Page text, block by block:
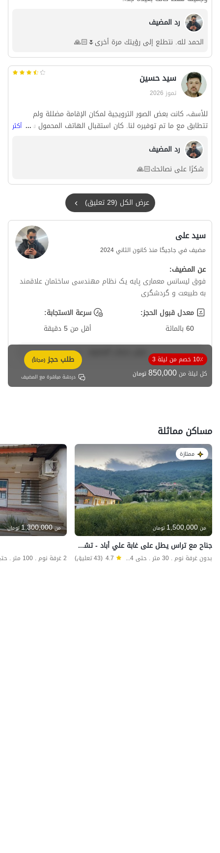
رد المضيف
الحمد لله. نتطلع إلى رؤيتك مرة أخرى🌷🙏🏻
سید حسین
تموز 2026
للأسف، كانت بعض الصور الترويجية لمكان الإقامة مضللة ولم
تتطابق مع ما تم توفيره لنا. كان استقبال الهاتف المحمول سيئًا
للغاية. كانت بعض مصابيح الإضاءة محترقة ولم يتم الاهتمام
بإصلاحها. كان صندوق طرد المرحاض معطلاً. كان سخان الماء يتأرجح
باستمرار بين الماء البارد والساخن.
... أكثر
رد المضيف
شكرًا على نصائحك🙏🏻
عرض الكل (29 تعليق)
سید علی
مضيف في جاجیگا منذ كانون الثاني 2024
عن المضيف:
فوق لیسانس معماری پایه یک نظام مهندسی ساختمان علاقمند
به طبیعت و گردشگری
معدل قبول الحجز:
60 بالمائة
سرعة الاستجابة:
أقل من 5 دقيقة
10٪ خصم من ليلة 3
كل ليلة من850,000تومان
طلب حجز (مجاناً)
دردشة مباشرة مع المضيف
مساكن مماثلة
ممتازة
من 1,500,000تومان
جناح مع تراس يطل على غابة علي أباد - تشوبينه
بدون غرفة نوم . 30 متر . حتى 4 ضيف 4.7 (43 تعليق)
من 1,300,000تومان
2 غرفة نوم . 100 متر . حتى 12 ضيف